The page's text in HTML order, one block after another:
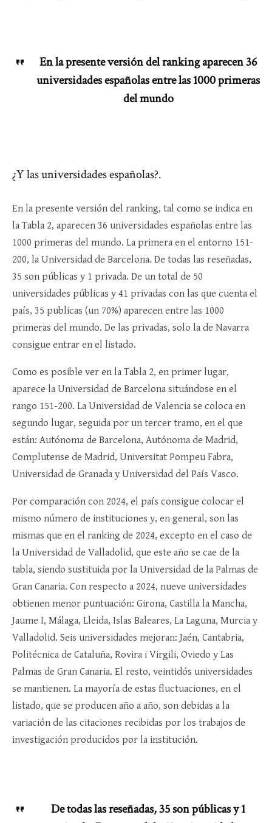
En la presente versión del ranking aparecen 36
universidades españolas entre las 1000 primeras
del mundo
¿Y las universidades españolas?.
En la presente versión del ranking, tal como se indica en
la Tabla 2, aparecen 36 universidades españolas entre las
1000 primeras del mundo. La primera en el entorno 151-
200, la Universidad de Barcelona. De todas las reseñadas,
35 son públicas y 1 privada. De un total de 50
universidades públicas y 41 privadas con las que cuenta el
país, 35 publicas (un 70%) aparecen entre las 1000
primeras del mundo. De las privadas, solo la de Navarra
consigue entrar en el listado.
Como es posible ver en la Tabla 2, en primer lugar,
aparece la Universidad de Barcelona situándose en el
rango 151-200. La Universidad de Valencia se coloca en
segundo lugar, seguida por un tercer tramo, en el que
están: Autónoma de Barcelona, Autónoma de Madrid,
Complutense de Madrid, Universitat Pompeu Fabra,
Universidad de Granada y Universidad del País Vasco.
Por comparación con 2024, el país consigue colocar el
mismo número de instituciones y, en general, son las
mismas que en el ranking de 2024, excepto en el caso de
la Universidad de Valladolid, que este año se cae de la
tabla, siendo sustituida por la Universidad de la Palmas de
Gran Canaria. Con respecto a 2024, nueve universidades
obtienen menor puntuación: Girona, Castilla la Mancha,
Jaume I, Málaga, Lleida, Islas Baleares, La Laguna, Murcia y
Valladolid. Seis universidades mejoran: Jaén, Cantabria,
Politécnica de Cataluña, Rovira i Virgili, Oviedo y Las
Palmas de Gran Canaria. El resto, veintidós universidades
se mantienen. La mayoría de estas fluctuaciones, en el
listado, que se producen año a año, son debidas a la
variación de las citaciones recibidas por los trabajos de
investigación producidos por la institución.
De todas las reseñadas, 35 son públicas y 1